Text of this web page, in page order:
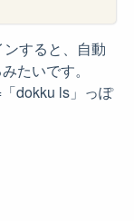
すると、自動
たいです。
dokku ls」っぽ